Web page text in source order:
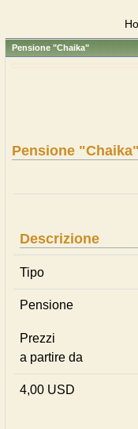
Pensione "Chaika"
Pensione "Chaika"
Descrizione
Tipo
Pensione
Prezzi
a partire da
4,00 USD